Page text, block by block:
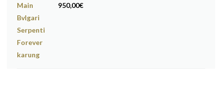
950,00€